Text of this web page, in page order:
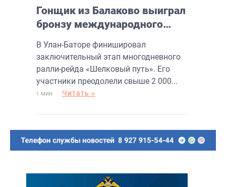
Гонщик из Балаково выиграл
бронзу международного
В Улан-Баторе финишировал
заключительный этап многодневного
ралли-рейда «Шелковый путь». Его
участники преодолели свыше 2 000...
1 МИН Читать »